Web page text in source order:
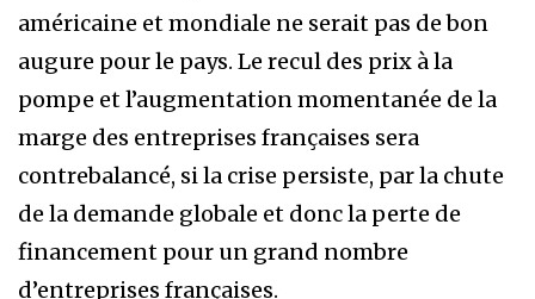
américaine et mondiale ne serait pas de bon
augure pour le pays. Le recul des prix à la
pompe et l’augmentation momentanée de la
marge des entreprises françaises sera
contrebalancé, si la crise persiste, par la chute
de la demande globale et donc la perte de
financement pour un grand nombre
d’entreprises françaises.